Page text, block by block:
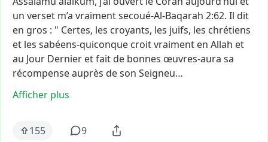
un verset m’a vraimentsecoué-Al-Baqarah 2:62. Il dit
en gros : " Certes, les croyants, les juifs, les chrétiens
et les sabéens-quiconque croitvraiment en Allah et
au Jour Dernier etfait de bonnes œuvres-aura sa
récompenseauprès deson Seigneu…
Afficher plus
155 9